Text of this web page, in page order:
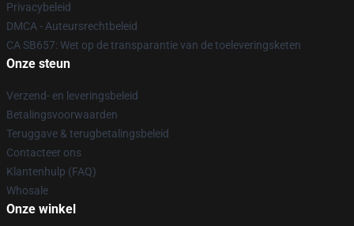
Privacybeleid
DMCA - Auteursrechtbeleid
CA SB657: Wet op de transparantie van de toeleveringsketen
Onze steun
Verzend- en leveringsbeleid
Betalingsvoorwaarden
Teruggave & terugbetalingsbeleid
Contacteer ons
Klantenhulp (FAQ)
Whosale
Onze winkel